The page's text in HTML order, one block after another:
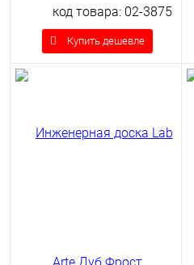
код товара: 02-3875
Купить дешевле